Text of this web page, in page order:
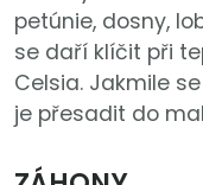
petúnie, dosny,
se daří klíčit při
Celsia. Jakmile
je přesadit do